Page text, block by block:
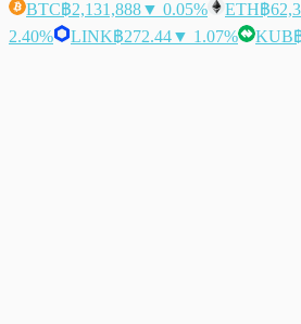
BTC฿2,131,888▼ 0.05% ETH฿
2.40%
LINK฿272.44▼ 1.07% KUB